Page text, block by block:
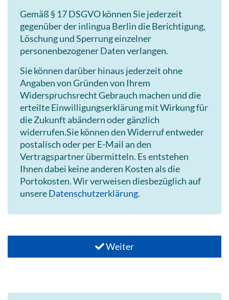
Gemäß § 17 DSGVO können Sie jederzeit
gegenüber der inlingua Berlin die Berichtigung,
Löschung und Sperrung einzelner
personenbezogener Daten verlangen.
Sie können darüber hinaus jederzeit ohne
Angaben von Gründen von Ihrem
Widerspruchsrecht Gebrauch machen und die
erteilte Einwilligungserklärung mit Wirkung für
die Zukunft abändern oder gänzlich
widerrufen.Sie können den Widerruf entweder
postalisch oder per E-Mail an den
Vertragspartner übermitteln. Es entstehen
Ihnen dabei keine anderen Kosten als die
Portokosten. Wir verweisen diesbezüglich auf
unsereDatenschutzerklärung.
Weiter